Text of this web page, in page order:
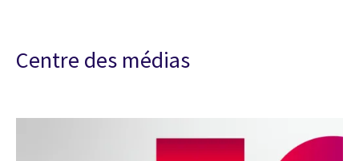
Centre des médias